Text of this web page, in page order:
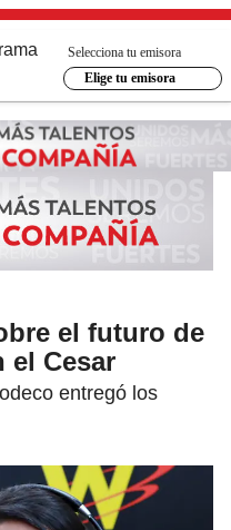
Selecciona tu emisora
Elige tu emisora
el futuro de
el Cesar
entregó los